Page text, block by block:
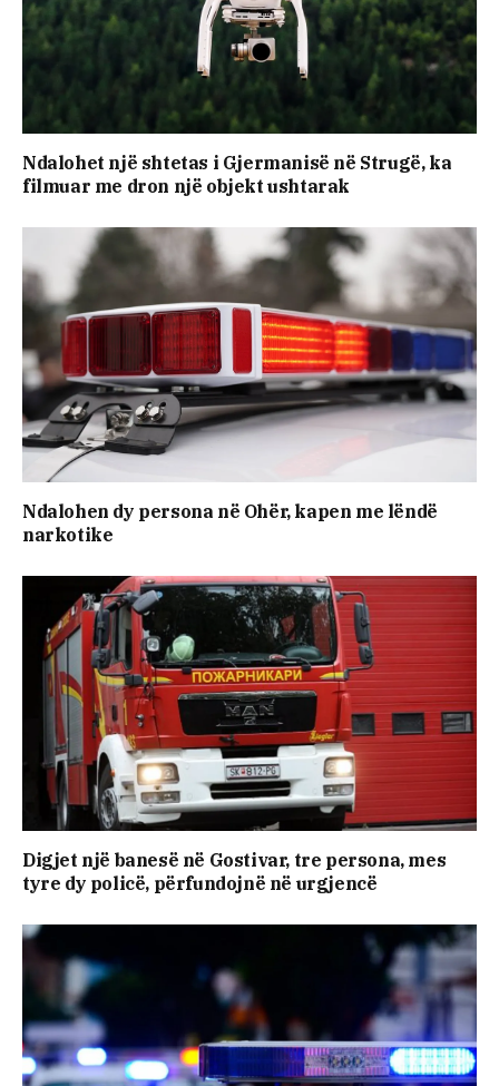
Ndalohet një shtetas i Gjermanisë në Strugë, ka
filmuar me dron një objekt ushtarak
Ndalohen dy persona në Ohër, kapen me lëndë
narkotike
Digjet një banesë në Gostivar, tre persona, mes
tyre dy policë, përfundojnë në urgjencë